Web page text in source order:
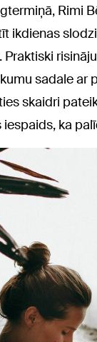
Rimi
ikdienas
sadale ar
skaidri
ka